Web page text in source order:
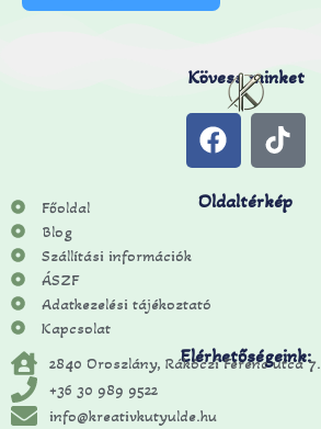
Kövess minket
Oldaltérkép
Főoldal
Blog
Szállítási információk
ÁSZF
Adatkezelési tájékoztató
Kapcsolat
Elérhetőségeink:
2840 Oroszlány, Rákóczi Ferenc utca 7.
+36 30 989 9522
info@kreativkutyulde.hu